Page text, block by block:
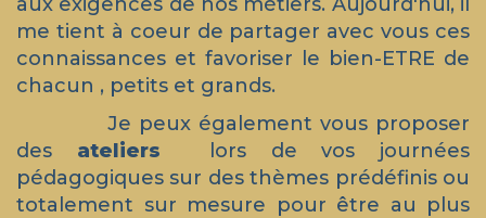
me tient à coeur de partager avec vous ces
connaissances et favoriser le bien-ETRE de
chacun , petits et grands.
Je peux également vous proposer
des ateliers
lors de vos journées
pédagogiques sur des thèmes prédéfinis ou
totalement sur mesure pour être au plus